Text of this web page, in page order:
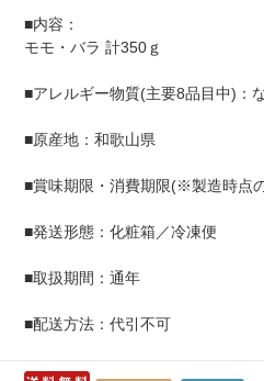
■内容：
モモ・バラ 計350ｇ
■アレルギー物質(主要8品目中)：
■原産地：和歌山県
■賞味期限・消費期限(※製造時点
■発送形態：化粧箱／冷凍便
■取扱期間：通年
■配送方法：代引不可